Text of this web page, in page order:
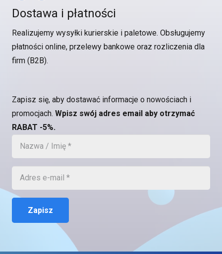
Dostawa i płatności
Realizujemy wysyłki kurierskie i paletowe. Obsługujemy
płatności online, przelewy bankowe oraz rozliczenia dla
firm (B2B).
Zapisz się, aby dostawać informacje o nowościach i
promocjach. Wpisz swój adres email aby otrzymać
RABAT -5%.
Zapisz